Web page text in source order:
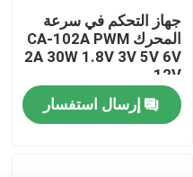
جهاز التحكم في سرعة
المحرك CA-102A PWM
2A 30W 1.8V 3V 5V 6V
12V
إرسال استفسار